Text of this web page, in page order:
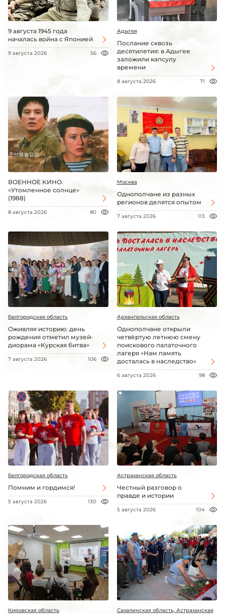
9 августа 1945 года
началась война с Японией
9 августа 2026 56
Адыгея
Послание сквозь
десятилетия: в Адыгее
заложили капсулу
времени
8 августа 2026 71
ВОЕННОЕ КИНО.
«Утомленное солнце»
(1988)
8 августа 2026 80
Москва
Однополчане из разных
регионов делятся опытом
7 августа 2026 113
Белгородская область
Оживляя историю: день
рождения отметил музей-
диорама «Курская битва»
7 августа 2026 106
Архангельская область
Однополчане открыли
четвёртую летнюю смену
поискового палаточного
лагеря «Нам память
досталась в наследство»
6 августа 2026 98
Белгородская область
Помним и гордимся!
5 августа 2026 130
Астраханская область
Честный разговор о
правде и истории
5 августа 2026 104
Кировская область
Сахалинская область, Астраханская